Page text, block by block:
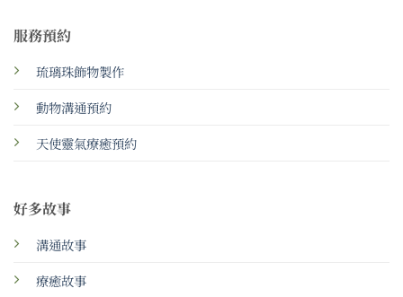
服務預約
琉璃珠飾物製作
動物溝通預約
天使靈氣療癒預約
好多故事
溝通故事
療癒故事